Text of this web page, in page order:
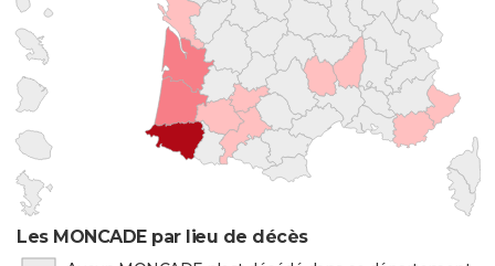
Les MONCADE par lieu de décès